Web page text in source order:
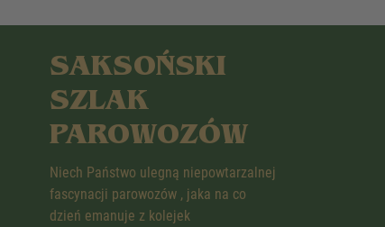
SAKSOŃSKI
SZLAK
PAROWOZÓW
Niech Państwo ulegną niepowtarzalnej
fascynacji parowozów , jaka na co
dzień emanuje z kolejek